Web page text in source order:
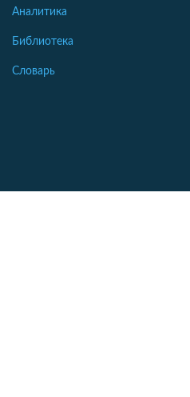
Аналитика
Библиотека
Словарь